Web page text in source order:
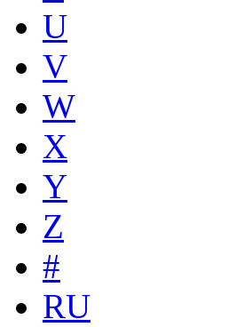
U
V
W
X
Y
Z
#
RU